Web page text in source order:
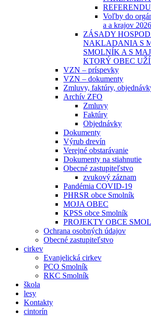
Voľby do
a a krajov 2026
ZÁSADY
NAKLADANIA S
SMOLNÍK A S
KTORÝ OBEC
VZN – príspevky
VZN – dokumenty
Zmluvy, faktúry,
Archív ZFO
Zmluvy
Faktúry
Objednávky
Dokumenty
Výrub drevín
Verejné obstarávanie
Dokumenty na stiahnutie
Obecné zastupiteľstvo
zvukový záznam
Pandémia COVID-19
PHRSR obce Smolník
MOJA OBEC
KPSS obce Smolník
PROJEKTY OBCE
Ochrana osobných údajov
Obecné zastupiteľstvo
cirkev
Evanjelická cirkev
PCO Smolník
RKC Smolník
škola
lesy
Kontakty
cintorín